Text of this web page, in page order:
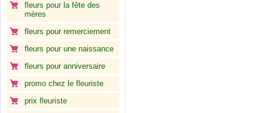
fleurs pour la fête des
mères
fleurs pour remerciement
fleurs pour une naissance
fleurs pour anniversaire
promo chez le fleuriste
prix fleuriste